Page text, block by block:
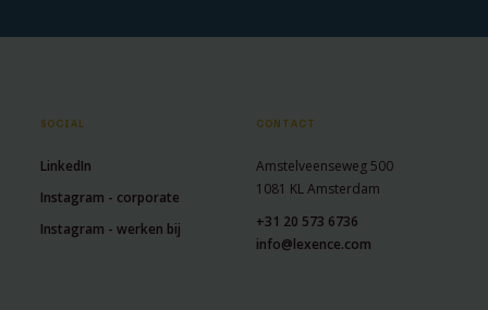
SOCIAL
LinkedIn
Instagram - corporate
Instagram - werken bij
CONTACT
Amstelveenseweg 500
1081 KL Amsterdam
+31 20 573 6736
info@lexence.com